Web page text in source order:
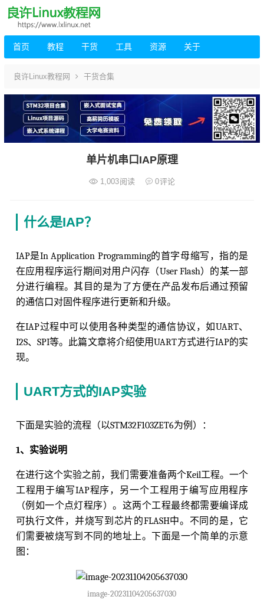
首页 教程 干货 工具 资源 关于
良许Linux教程网 干货合集
单片机串口IAP原理
1,003阅读 0评论
什么是IAP？
IAP是In Application Programming的首字母缩写，指的是
在应用程序运行期间对用户闪存（User Flash）的某一部
分进行编程。其目的是为了方便在产品发布后通过预留
的通信口对固件程序进行更新和升级。
在IAP过程中可以使用各种类型的通信协议，如UART、
I2S、SPI等。此篇文章将介绍使用UART方式进行IAP的实
现。
UART方式的IAP实验
下面是实验的流程（以STM32F103ZET6为例）：
1、实验说明
在进行这个实验之前，我们需要准备两个Keil工程。一个
工程用于编写IAP程序，另一个工程用于编写应用程序
（例如一个点灯程序）。这两个工程最终都需要编译成
可执行文件，并烧写到芯片的FLASH中。不同的是，它
们需要被烧写到不同的地址上。下面是一个简单的示意
图：
image-20231104205637030